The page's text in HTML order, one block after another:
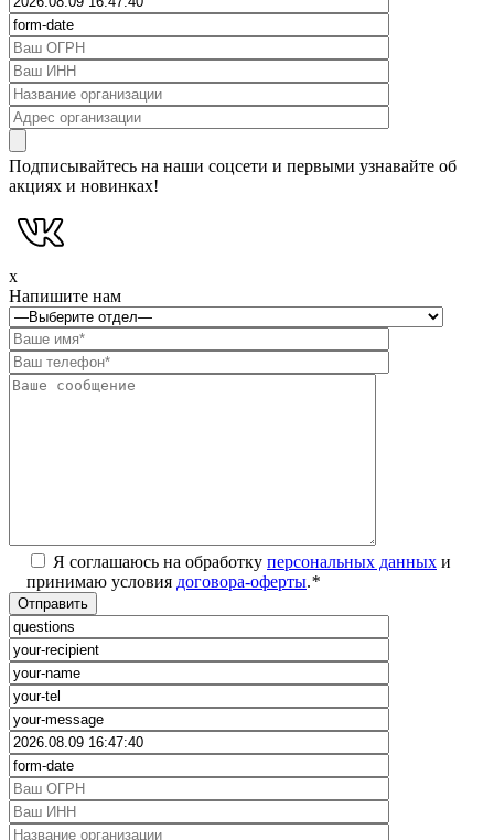
Подписывайтесь на наши соцсети и первыми узнавайте об
акциях и новинках!
x
Напишите нам
Я соглашаюсь на обработку персональных данных и
принимаю условия договора-оферты.*